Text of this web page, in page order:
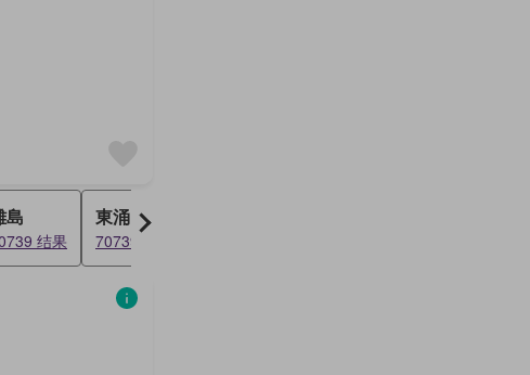
島
结果
東涌
70739 结果